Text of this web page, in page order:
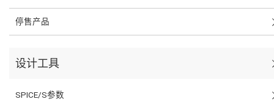
停售产品
设计工具
SPICE/S参数